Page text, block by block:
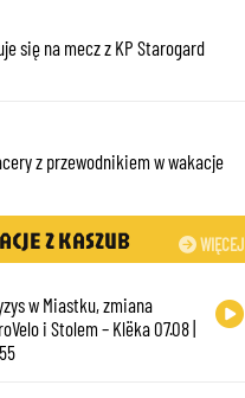
się na mecz z KP Starogard
z przewodnikiem w wakacje
WIĘCEJ
Z KASZUB
w Miastku, zmiana
i Stolem – Klëka 07.08 |